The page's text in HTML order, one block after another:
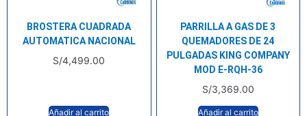
BROSTERA CUADRADA
AUTOMATICA NACIONAL
S/4,499.00
Añadir al carrito
PARRILLA A GAS DE 3
QUEMADORES DE 24
PULGADAS KING COMPANY
MOD E-RQH-36
S/3,369.00
Añadir al carrito